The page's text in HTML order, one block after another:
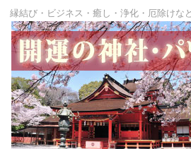
縁結び・ビジネス・癒し・浄化・厄除けな